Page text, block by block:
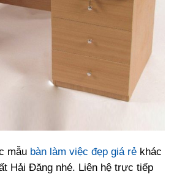
mẫu bàn làm việc đẹp giá rẻ khác
Hải Đăng nhé. Liên hệ trực tiếp